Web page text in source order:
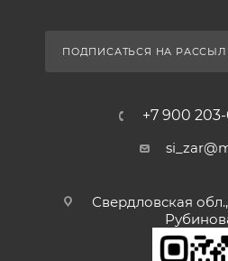
ПОДПИСАТЬСЯ НА
+7 900
Свердловская